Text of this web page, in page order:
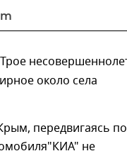
Трое
около села
передвигаясь по
не